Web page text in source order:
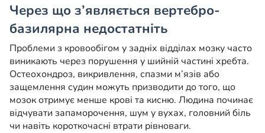
Через що з’являється вертебро-
базилярна недостатніть
Проблеми з кровообігом у задніх відділах мозку часто
виникають через порушення у шийній частині хребта.
Остеохондроз, викривлення, спазми м’язів або
защемлення судин можуть призводити до того, що
мозок отримує менше крові та кисню. Людина починає
відчувати запаморочення, шум у вухах, головний біль
чи навіть короткочасні втрати рівноваги.